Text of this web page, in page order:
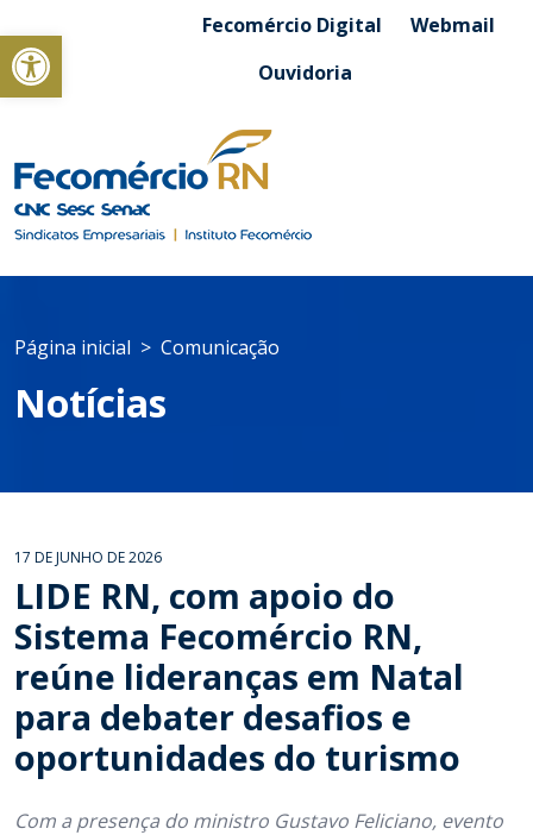
Abrir a barra de ferramentasFecomércio Digital
Webmail
Ouvidoria
Página inicial Comunicação
Notícias
17 DE JUNHO DE 2026
LIDE RN, com apoio do
Sistema Fecomércio RN,
reúne lideranças em Natal
para debater desafios e
oportunidades do turismo
Com a presença do ministro Gustavo Feliciano, evento